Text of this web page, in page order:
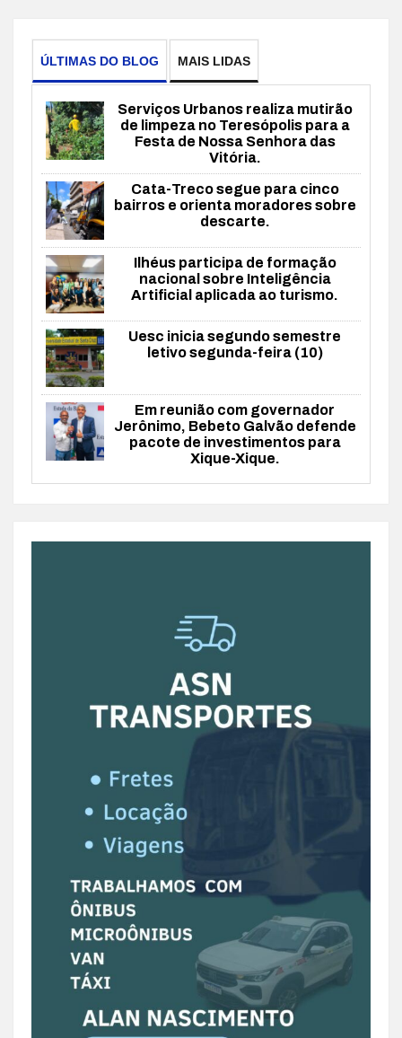
ÚLTIMAS DO BLOG MAIS LIDAS
Serviços Urbanos realiza mutirão
de limpeza no Teresópolis para a
Festa de Nossa Senhora das
Vitória.
Cata-Treco segue para cinco
bairros e orienta moradores sobre
descarte.
Ilhéus participa de formação
nacional sobre Inteligência
Artificial aplicada ao turismo.
Uesc inicia segundo semestre
letivo segunda-feira (10)
Em reunião com governador
Jerônimo, Bebeto Galvão defende
pacote de investimentos para
Xique-Xique.